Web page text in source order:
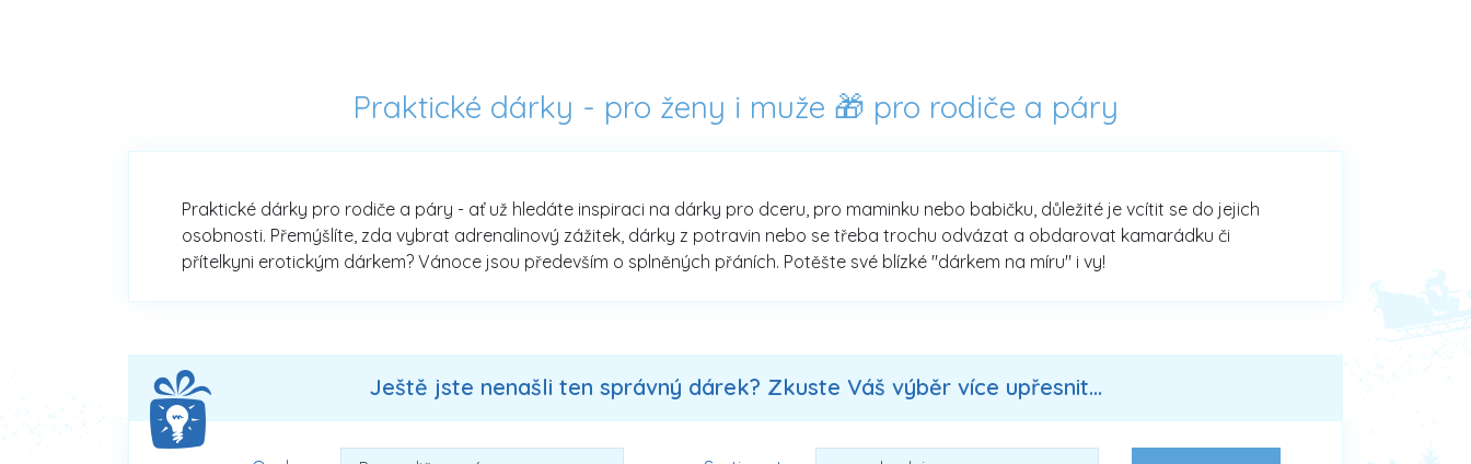
Praktické dárky - pro ženy i muže 🎁 pro rodiče a páry
Praktické dárky pro rodiče a páry - ať už hledáte inspiraci na dárky pro dceru, pro maminku nebo babičku, důležité je vcítit se do jejich
osobnosti. Přemýšlíte, zda vybrat adrenalinový zážitek, dárky z potravin nebo se třeba trochu odvázat a obdarovat kamarádku či
přítelkyni erotickým dárkem? Vánoce jsou především o splněných přáních. Potěšte své blízké "dárkem na míru" i vy!
Ještě jste nenašli ten správný dárek? Zkuste Váš výběr více upřesnit...